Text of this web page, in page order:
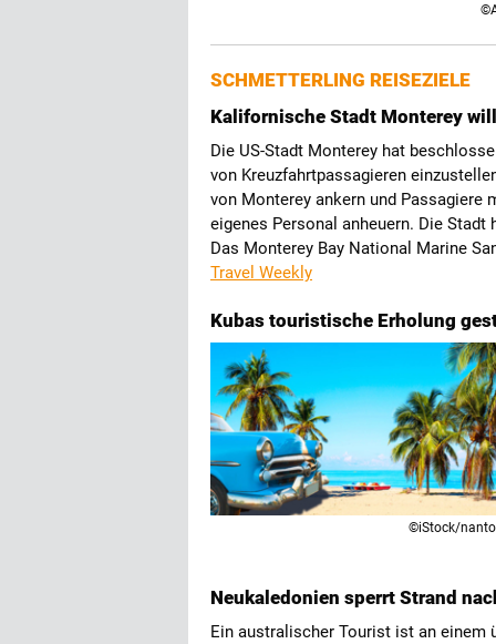
SCHMETTERLING REISEZIELE
Kalifornische Stadt Monterey
Die US-Stadt Monterey hat
von Kreuzfahrtpassagieren
von Monterey ankern und Passagiere
eigenes Personal anheuern. Die
Das Monterey Bay National Marine
Travel Weekly
Kubas touristische Erholung
©iStock/
Neukaledonien sperrt Strand
Ein australischer Tourist ist an einem